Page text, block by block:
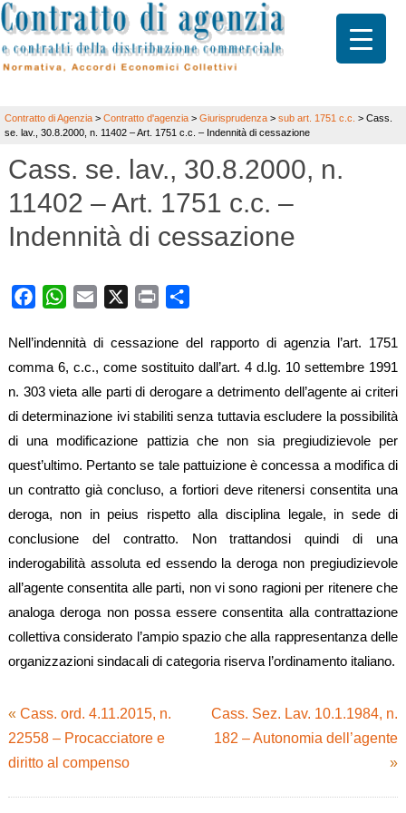
Contratto di Agenzia > Contratto d'agenzia > Giurisprudenza > sub art. 1751 c.c. > Cass.
se. lav., 30.8.2000, n. 11402 – Art. 1751 c.c. – Indennità di cessazione
Cass. se. lav., 30.8.2000, n.
11402 – Art. 1751 c.c. –
Indennità di cessazione
FacebookWhatsApp
Email Print
Nell’indennità di cessazione del rapporto di agenzia l’art. 1751
comma 6, c.c., come sostituito dall’art. 4 d.lg. 10 settembre 1991
n. 303 vieta alle parti di derogare a detrimento dell’agente ai criteri
di determinazione ivi stabiliti senza tuttavia escludere la possibilità
di una modificazione pattizia che non sia pregiudizievole per
quest’ultimo. Pertanto se tale pattuizione è concessa a modifica di
un contratto già concluso, a fortiori deve ritenersi consentita una
deroga, non in peius rispetto alla disciplina legale, in sede di
conclusione del contratto. Non trattandosi quindi di una
inderogabilità assoluta ed essendo la deroga non pregiudizievole
all’agente consentita alle parti, non vi sono ragioni per ritenere che
analoga deroga non possa essere consentita alla contrattazione
collettiva considerato l’ampio spazio che alla rappresentanza delle
organizzazioni sindacali di categoria riserva l’ordinamento italiano.
« Cass. ord. 4.11.2015, n.
22558 – Procacciatore e
diritto al compenso
Cass. Sez. Lav. 10.1.1984, n.
182 – Autonomia dell’agente
»